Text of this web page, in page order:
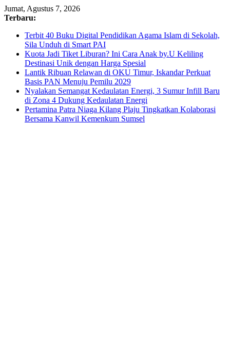
Skip
to
Jumat, Agustus 7, 2026
Terbaru:
Terbit 40 Buku Digital Pendidikan Agama Islam di Sekolah,
Sila Unduh di Smart PAI
Kuota Jadi Tiket Liburan? Ini Cara Anak by.U Keliling
Destinasi Unik dengan Harga Spesial
Lantik Ribuan Relawan di OKU Timur, Iskandar Perkuat
Basis PAN Menuju Pemilu 2029
Nyalakan Semangat Kedaulatan Energi, 3 Sumur Infill Baru
di Zona 4 Dukung Kedaulatan Energi
Pertamina Patra Niaga Kilang Plaju Tingkatkan Kolaborasi
Bersama Kanwil Kemenkum Sumsel